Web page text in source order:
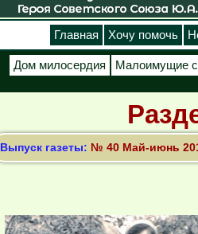
Главная Хочу помочь
Дом милосердия Малоимущие
Выпуск газеты: № 40 Май-июнь